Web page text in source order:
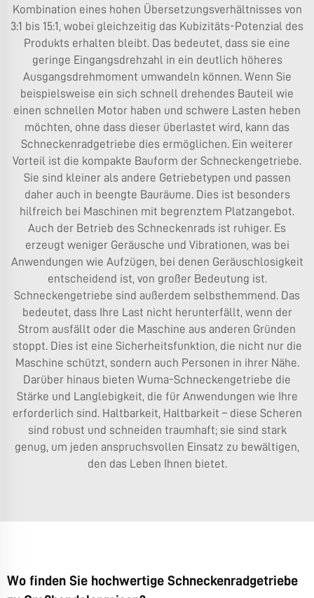
Kombination eines hohen Übersetzungsverhältnisses von
3:1 bis 15:1, wobei gleichzeitig das Kubizitäts-Potenzial des
Produkts erhalten bleibt. Das bedeutet, dass sie eine
geringe Eingangsdrehzahl in ein deutlich höheres
Ausgangsdrehmoment umwandeln können. Wenn Sie
beispielsweise ein sich schnell drehendes Bauteil wie
einen schnellen Motor haben und schwere Lasten heben
möchten, ohne dass dieser überlastet wird, kann das
Schneckenradgetriebe dies ermöglichen. Ein weiterer
Vorteil ist die kompakte Bauform der Schneckengetriebe.
Sie sind kleiner als andere Getriebetypen und passen
daher auch in beengte Bauräume. Dies ist besonders
hilfreich bei Maschinen mit begrenztem Platzangebot.
Auch der Betrieb des Schneckenrads ist ruhiger. Es
erzeugt weniger Geräusche und Vibrationen, was bei
Anwendungen wie Aufzügen, bei denen Geräuschlosigkeit
entscheidend ist, von großer Bedeutung ist.
Schneckengetriebe sind außerdem selbsthemmend. Das
bedeutet, dass Ihre Last nicht herunterfällt, wenn der
Strom ausfällt oder die Maschine aus anderen Gründen
stoppt. Dies ist eine Sicherheitsfunktion, die nicht nur die
Maschine schützt, sondern auch Personen in ihrer Nähe.
Darüber hinaus bieten Wuma-Schneckengetriebe die
Stärke und Langlebigkeit, die für Anwendungen wie Ihre
erforderlich sind. Haltbarkeit, Haltbarkeit – diese Scheren
sind robust und schneiden traumhaft; sie sind stark
genug, um jeden anspruchsvollen Einsatz zu bewältigen,
den das Leben Ihnen bietet.
Wo finden Sie hochwertige Schneckenradgetriebe